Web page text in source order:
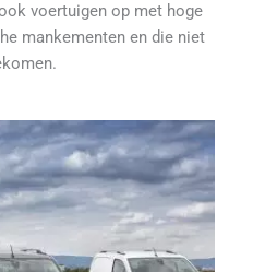
voertuigen op met hoge
mankementen en die niet